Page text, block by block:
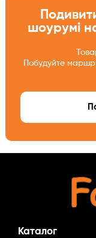
шоурумі
Побудуйте
Каталог